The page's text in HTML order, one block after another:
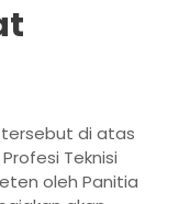
tersebut di atas
Teknisi
oleh Panitia